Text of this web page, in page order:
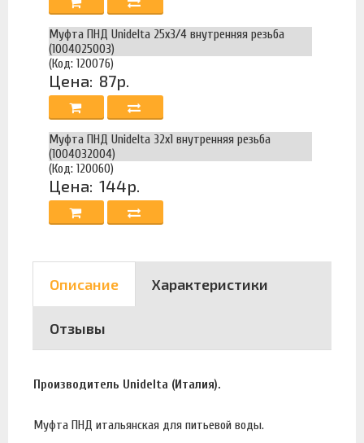
Муфта ПНД Unidelta 25х3/4 внутренняя резьба
(1004025003)
(Код: 120076)
Цена: 87р.
Муфта ПНД Unidelta 32х1 внутренняя резьба
(1004032004)
(Код: 120060)
Цена: 144р.
Описание Характеристики
Отзывы
Производитель Unidelta (Италия).
Муфта ПНД итальянская для питьевой воды.